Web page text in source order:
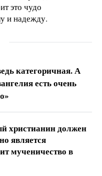
это чудо
и надежду.
категоричная. А
есть очень
христианин должен
является
мученичество в